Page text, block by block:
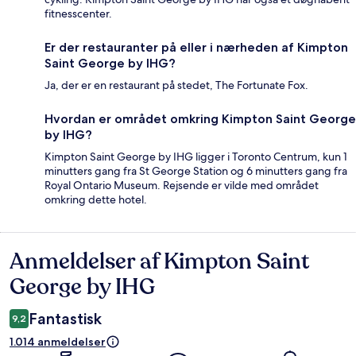
fitnesscenter.
Er der restauranter på eller i nærheden af Kimpton
Saint George by IHG?
Ja, der er en restaurant på stedet, The Fortunate Fox.
Hvordan er området omkring Kimpton Saint George
by IHG?
Kimpton Saint George by IHG ligger i Toronto Centrum, kun 1
minutters gang fra St George Station og 6 minutters gang fra
Royal Ontario Museum. Rejsende er vilde med området
omkring dette hotel.
Anmeldelser
Anmeldelser af Kimpton Saint
George by IHG
9,2 Fantastisk
1.014 anmeldelser